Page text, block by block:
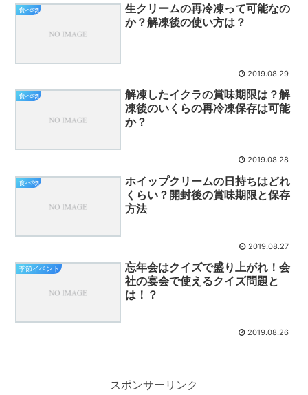
食べ物
生クリームの再冷凍って可能なの
か？解凍後の使い方は？
2019.08.29
食べ物
解凍したイクラの賞味期限は？解
凍後のいくらの再冷凍保存は可能
か？
2019.08.28
食べ物
ホイップクリームの日持ちはどれ
くらい？開封後の賞味期限と保存
方法
2019.08.27
季節イベント
忘年会はクイズで盛り上がれ！会
社の宴会で使えるクイズ問題と
は！？
2019.08.26
スポンサーリンク